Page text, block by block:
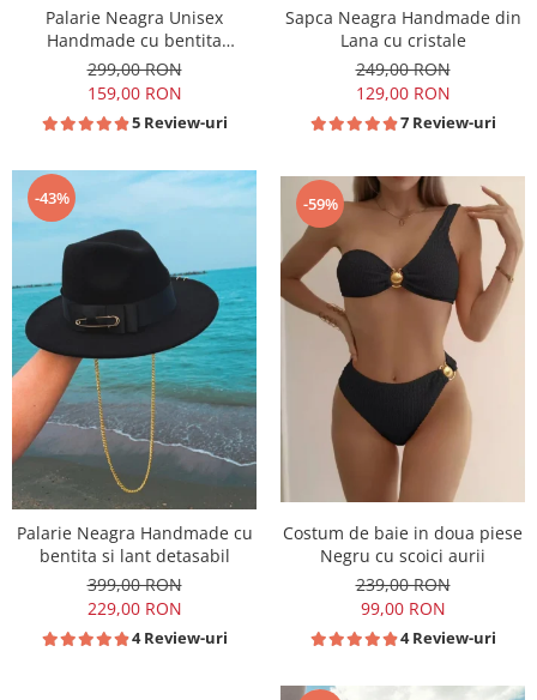
Palarie Neagra Unisex
Handmade cu bentita
detasabila din piele neagra
299,00 RON
159,00 RON
5 Review-uri
Sapca Neagra Handmade din
Lana cu cristale
249,00 RON
129,00 RON
7 Review-uri
-43%
Palarie Neagra Handmade cu
bentita si lant detasabil
399,00 RON
229,00 RON
4 Review-uri
-59%
Costum de baie in doua piese
Negru cu scoici aurii
239,00 RON
99,00 RON
4 Review-uri